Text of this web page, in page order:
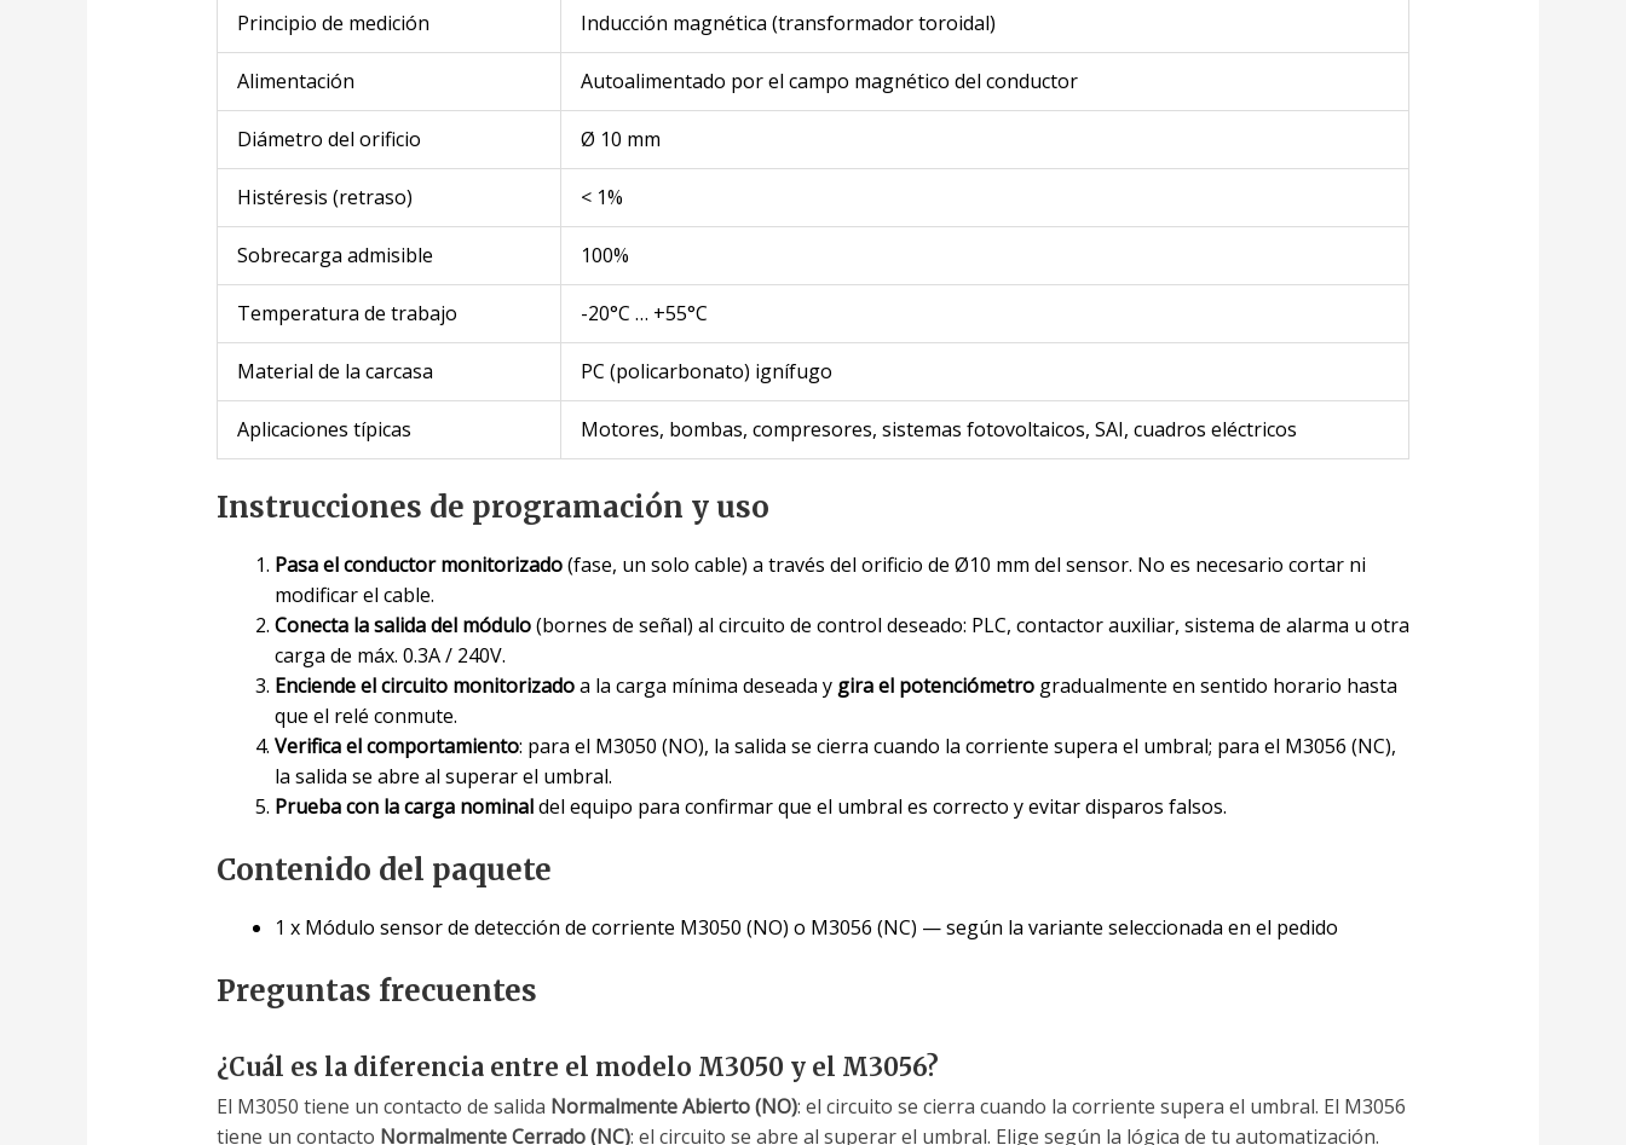
Principio de medición Inducción magnética (transformador toroidal)
Alimentación Autoalimentado por el campo magnético del conductor
Diámetro del orificio Ø 10 mm
Histéresis (retraso) < 1%
Sobrecarga admisible 100%
Temperatura de trabajo -20°C … +55°C
Material de la carcasa PC (policarbonato) ignífugo
Aplicaciones típicas Motores, bombas, compresores, sistemas fotovoltaicos, SAI, cuadros eléctricos
Instrucciones de programación y uso
Pasa el conductor monitorizado(fase, un solo cable) a través del orificio de Ø10 mm del sensor. No es necesario cortar ni
modificar el cable.
Conecta la salida del módulo(bornes de señal) al circuito de control deseado: PLC, contactor auxiliar, sistema de alarma u otra
carga de máx. 0.3A / 240V.
Enciende el circuito monitorizadoa la carga mínima deseada y gira el potenciómetrogradualmente en sentido horario hasta
que el relé conmute.
Verifica el comportamiento: para el M3050 (NO), la salida se cierra cuando la corriente supera el umbral; para el M3056 (NC),
la salida se abre al superar el umbral.
Prueba con la carga nominaldel equipo para confirmar que el umbral es correcto y evitar disparos falsos.
Contenido del paquete
1 x Módulo sensor de detección de corriente M3050 (NO) o M3056 (NC) — según la variante seleccionada en el pedido
Preguntas frecuentes
¿Cuál es la diferencia entre el modelo M3050 y el M3056?
El M3050 tiene un contacto de salida Normalmente Abierto (NO): el circuito se cierra cuando la corriente supera el umbral. El M3056
tiene un contacto Normalmente Cerrado (NC): el circuito se abre al superar el umbral. Elige según la lógica de tu automatización.